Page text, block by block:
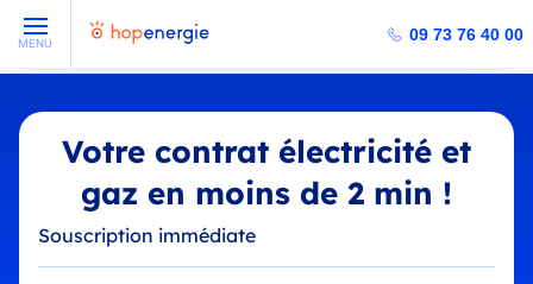
MENU 09 73 76 40 00
Votre contrat électricité et
gaz en moins de 2 min !
Souscription immédiate